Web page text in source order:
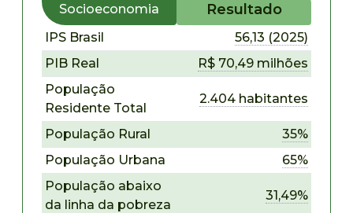
Socioeconomia Resultado
IPS Brasil
56,13 (2025)
PIB Real
R$ 70,49 milhões
População
Residente Total
2.404 habitantes
População Rural
35%
População Urbana
65%
População abaixo
da linha da pobreza
31,49%